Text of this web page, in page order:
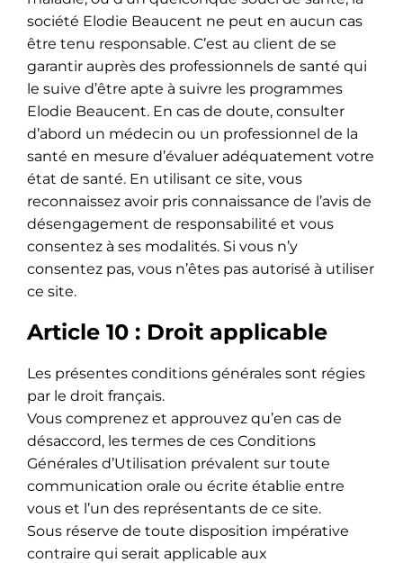
société Elodie Beaucent ne peut en aucun cas
être tenu responsable. C’est au client de se
garantir auprès des professionnels de santé qui
le suive d’être apte à suivre les programmes
Elodie Beaucent. En cas de doute, consulter
d’abord un médecin ou un professionnel de la
santé en mesure d’évaluer adéquatement votre
état de santé. En utilisant ce site, vous
reconnaissez avoir pris connaissance de l’avis de
désengagement de responsabilité et vous
consentez à ses modalités. Si vous n’y
consentez pas, vous n’êtes pas autorisé à utiliser
ce site.
Article 10 : Droit applicable
Les présentes conditions générales sont régies
par le droit français.
Vous comprenez et approuvez qu’en cas de
désaccord, les termes de ces Conditions
Générales d’Utilisation prévalent sur toute
communication orale ou écrite établie entre
vous et l’un des représentants de ce site.
Sous réserve de toute disposition impérative
contraire qui serait applicable aux